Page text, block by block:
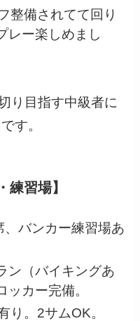
整備されてて回り
レー楽しめまし
り目指す中級者に
す。
習場】
バンカー練習場あ
ン（バイキングあ
ッカー完備。
り。2サムOK。